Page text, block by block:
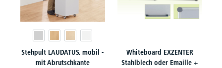
Stehpult LAUDATUS, mobil -
mit Abrutschkante
Whiteboard EXZENTER
Stahlblech oder Emaille +